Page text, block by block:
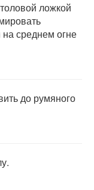
ложкой
среднем огне
до румяного